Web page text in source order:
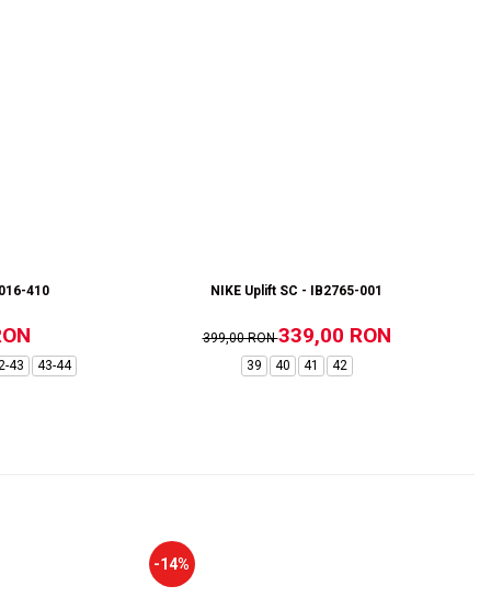
410
43 43-44
NIKE Uplift SC - IB2765-001
399,00 RON339,00 RON
39 40 41 42
-14%